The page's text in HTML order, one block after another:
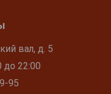
вал, д. 5
до 22:00
95